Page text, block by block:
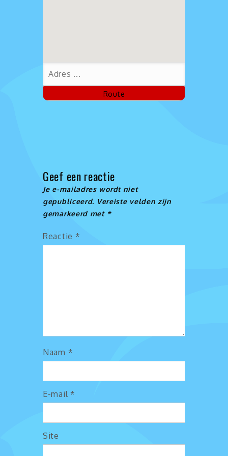
Geef een reactie
Je e-mailadres wordt niet
gepubliceerd. Vereiste velden zijn
gemarkeerd met *
Reactie *
Naam *
E-mail *
Site